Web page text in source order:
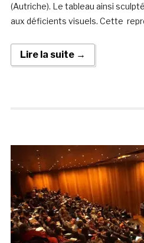
(Autriche). Le tableau ainsi
aux déficients visuels. Cette
Lire la suite →